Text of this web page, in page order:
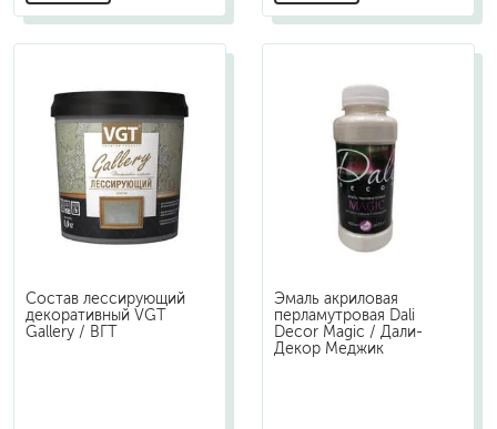
Состав лессирующий
декоративный VGT
Gallery / ВГТ
Эмаль акриловая
перламутровая Dali
Decor Magic / Дали-
Декор Меджик